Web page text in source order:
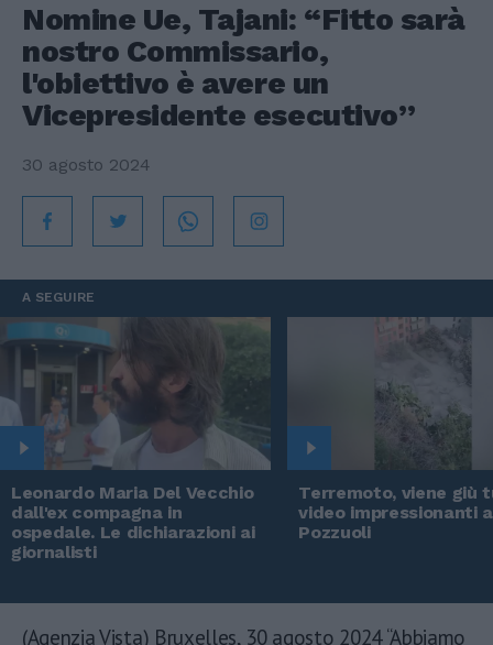
Nomine Ue, Tajani: “Fitto sarà
nostro Commissario,
l'obiettivo è avere un
Vicepresidente esecutivo”
30 agosto 2024
A SEGUIRE
Leonardo Maria Del Vecchio
dall'ex compagna in
ospedale. Le dichiarazioni ai
giornalisti
Terremoto, viene giù
video impressionanti a
Pozzuoli
(Agenzia Vista) Bruxelles, 30 agosto 2024 “Abbiamo